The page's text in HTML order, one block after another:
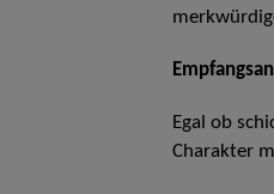
Egal ob
Charakter